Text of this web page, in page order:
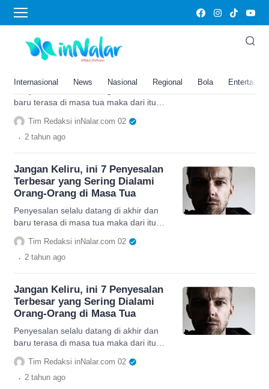
Internasional News Nasional Regional Bola
Pilihan hidup
Jangan Keliru, ini 7 Penyesalan
Terbesar yang Sering Dialami
baru terasa di masa tua maka dari itu
alangkah baiknya jika menghindari
pilihan hidup berikut ini.
Tim Redaksi inNalar.com 02
. 2 tahun ago
Jangan Keliru, ini 7 Penyesalan
Terbesar yang Sering Dialami
Orang-Orang di Masa Tua
Penyesalan selalu datang di akhir dan
baru terasa di masa tua maka dari itu
alangkah baiknya jika menghindari
pilihan hidup berikut ini.
Tim Redaksi inNalar.com 02
. 2 tahun ago
Jangan Keliru, ini 7 Penyesalan
Terbesar yang Sering Dialami
Orang-Orang di Masa Tua
Penyesalan selalu datang di akhir dan
baru terasa di masa tua maka dari itu
alangkah baiknya jika menghindari
pilihan hidup berikut ini.
Tim Redaksi inNalar.com 02
. 2 tahun ago